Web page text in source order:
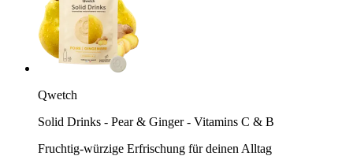
Qwetch
Solid Drinks - Pear & Ginger - Vitamins C & B
Fruchtig-würzige Erfrischung für deinen Alltag